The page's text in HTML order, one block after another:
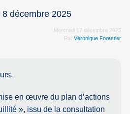
décembre 2025
Mercredi 17 décembre 2025
Par Véronique Forestier
en œuvre du plan d’actions
», issu de la consultation